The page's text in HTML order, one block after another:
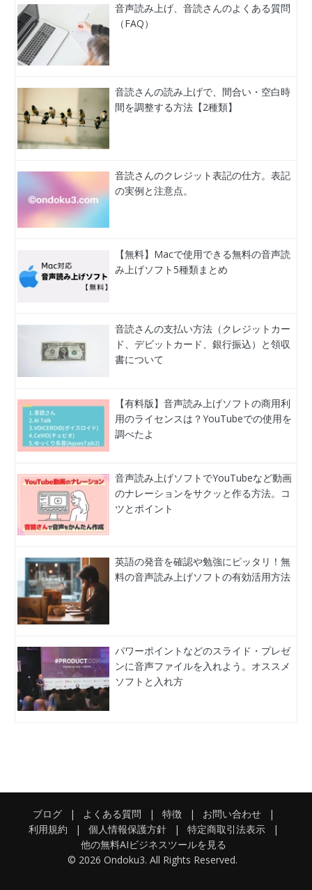
音声読み上げ、音読さんのよくある質問
（FAQ）
音読さんの読み上げで、間合い・空白時
間を調整する方法【2種類】
音読さんのクレジット表記の仕方。表記
の実例と注意点。
【無料】Macで使用できる無料の音声読
み上げソフト5種類まとめ
音読さんの支払い方法（クレジットカー
ド、デビットカード、銀行振込）と領収
書について
【有料版】音声読み上げソフトの商用利
用のライセンスは？YouTubeでの使用を
調べたよ
音声読み上げソフトでYouTubeなど動画
のナレーションをサクッと作る方法。コ
ツとポイント
英語の発音を確認や勉強にピッタリ！無
料の音声読み上げソフトの有効活用方法
パワーポイントなどのスライド・プレゼ
ンに音声ファイルを入れよう。オススメ
ソフトと入れ方
ブログ | よくある質問 | 特徴 | お問い合わせ
|
利用規約
| 個人情報保護方針 | 特定商取引法表示
|
他の無料AIビジネスツールを見る
© 2026 Ondoku3. All Rights Reserved.